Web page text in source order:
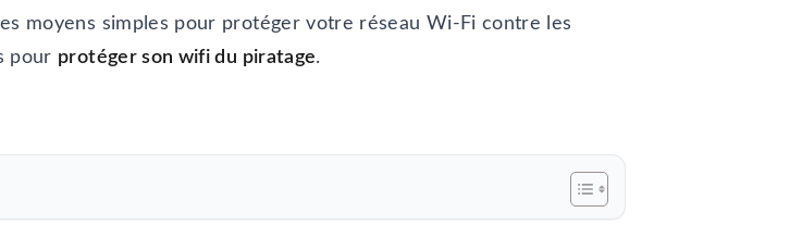
moyens simples pour protéger votre réseau Wi-Fi contre les
pour protéger son wifi du piratage.